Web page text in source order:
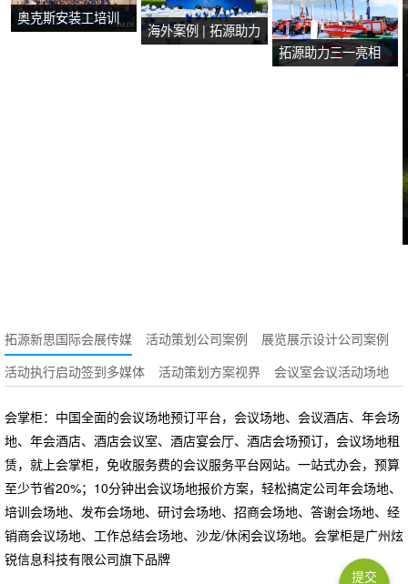
奥克斯安装工培训
海外案例 | 拓源助力
拓源助力三一亮相
拓源新思国际会展传媒 活动策划公司案例
展览展示设计公司案例
活动执行启动签到多媒体
活动策划方案视界 会议室会议活动场地
会掌柜：中国全面的会议场地预订平台，会议场地、会议酒店、年会场
地、年会酒店、酒店会议室、酒店宴会厅、酒店会场预订，会议场地租
赁，就上会掌柜，免收服务费的会议服务平台网站。一站式办会，预算
至少节省20%；10分钟出会议场地报价方案，轻松搞定公司年会场地、
培训会场地、发布会场地、研讨会场地、招商会场地、答谢会场地、经
销商会议场地、工作总结会场地、沙龙/休闲会议场地。会掌柜是广州炫
锐信息科技有限公司旗下品牌
提交